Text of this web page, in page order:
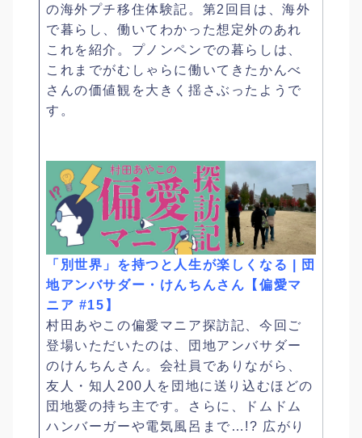
の海外プチ移住体験記。第2回目は、海外
で暮らし、働いてわかった想定外のあれ
これを紹介。プノンペンでの暮らしは、
これまでがむしゃらに働いてきたかんべ
さんの価値観を大きく揺さぶったようで
す。
「別世界」を持つと人生が楽しくなる | 団
地アンバサダー・けんちんさん【偏愛マ
ニア #15】
村田あやこの偏愛マニア探訪記、今回ご
登場いただいたのは、団地アンバサダー
のけんちんさん。会社員でありながら、
友人・知人200人を団地に送り込むほどの
団地愛の持ち主です。さらに、ドムドム
ハンバーガーや電気風呂まで…!? 広がり